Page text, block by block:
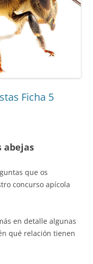
Ficha 5
abejas
que os
concurso apícola
en detalle algunas
qué relación tienen